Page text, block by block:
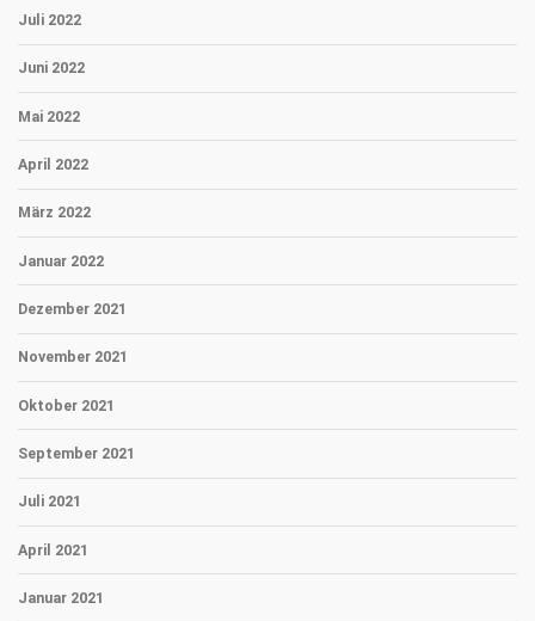
Juli 2022
Juni 2022
Mai 2022
April 2022
März 2022
Januar 2022
Dezember 2021
November 2021
Oktober 2021
September 2021
Juli 2021
April 2021
Januar 2021